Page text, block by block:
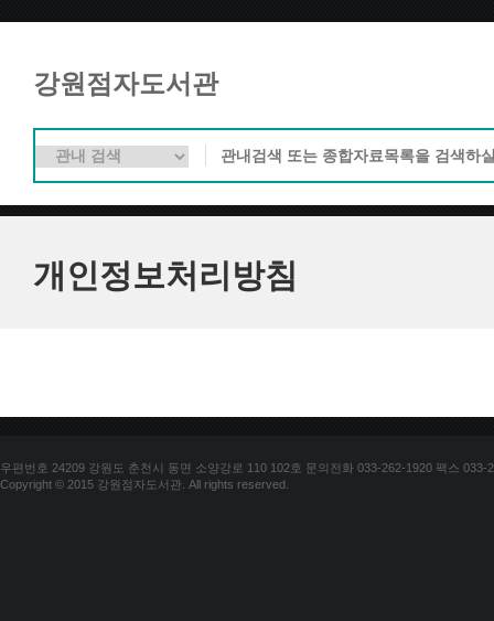
강원점자도서관
개인정보처리방침
우편번호 24209 강원도 춘천시 동면 소양강로 110 102호 문의전화 033-262-1920 팩스 033-
Copyright © 2015 강원점자도서관. All rights reserved.